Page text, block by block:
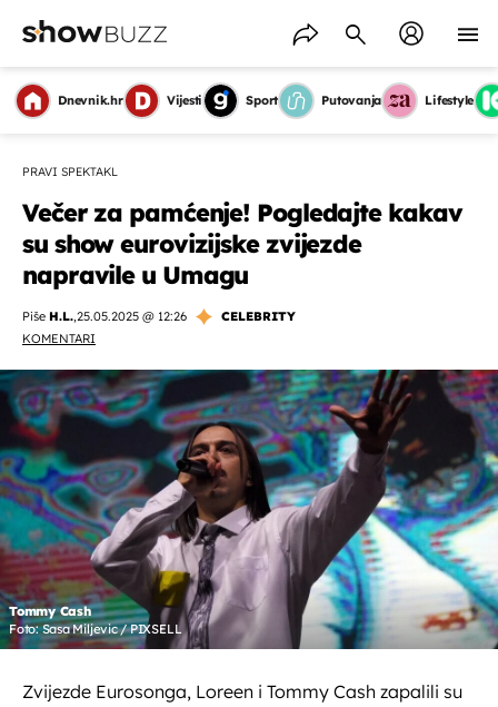
Dnevnik.hr Vijesti Sport Putovanja Lifestyle
PRAVI SPEKTAKL
Večer za pamćenje! Pogledajte kakav
su show eurovizijske zvijezde
napravile u Umagu
Piše H.L.,25.05.2025 @ 12:26
CELEBRITY
KOMENTARI
Tommy Cash
Foto: Sasa Miljevic / PIXSELL
Zvijezde Eurosonga, Loreen i Tommy Cash zapalili su
OMOGUĆI OBAVIJESTI